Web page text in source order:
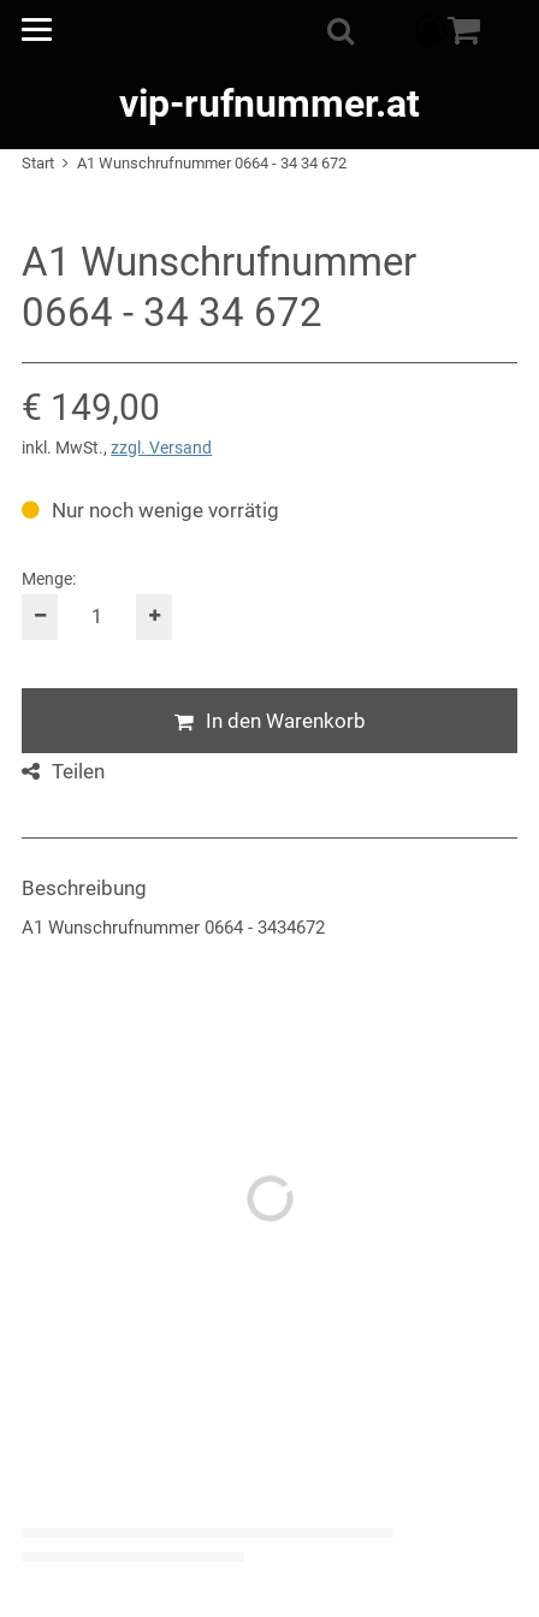
vip-rufnummer.at
Start A1 Wunschrufnummer 0664 - 34 34 672
A1 Wunschrufnummer
0664 - 34 34 672
Verkaufspreis: € 149,00
€ 149,00
inkl. MwSt.,zzgl. Versand
Nur noch wenige vorrätig
Menge:
In den Warenkorb
Teilen
Beschreibung
A1 Wunschrufnummer 0664 - 3434672